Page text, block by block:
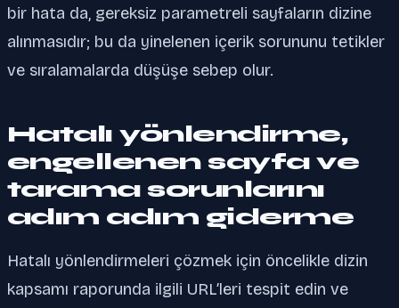
bir hata da, gereksiz parametreli sayfaların dizine
alınmasıdır; bu da yinelenen içerik sorununu tetikler
ve sıralamalarda düşüşe sebep olur.
Hatalı yönlendirme,
engellenen sayfa ve
tarama sorunlarını
adım adım giderme
Hatalı yönlendirmeleri çözmek için öncelikle dizin
kapsamı raporunda ilgili URL’leri tespit edin ve